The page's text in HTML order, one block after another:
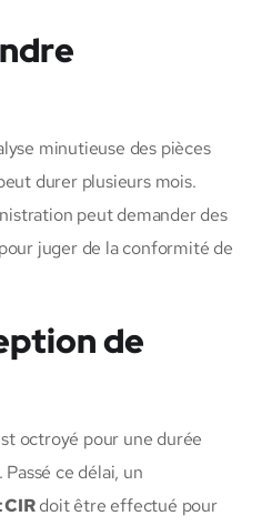
minutieuse des pièces
durer plusieurs mois.
peut demander des
juger de la conformité de
de
octroyé pour une durée
ce délai, un
doit être effectué pour